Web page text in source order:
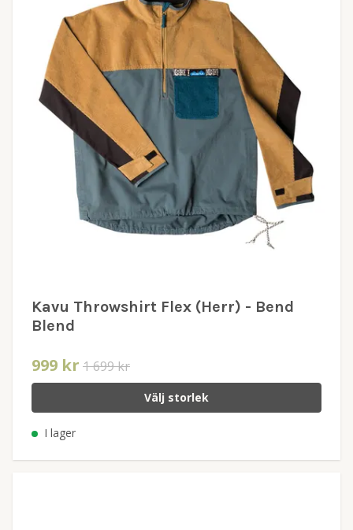
Kavu Throwshirt Flex (Herr) - Bend
Blend
999 kr 1 699 kr
Välj storlek
I lager